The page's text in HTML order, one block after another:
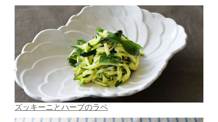
ズッキーニとハーブのラペ